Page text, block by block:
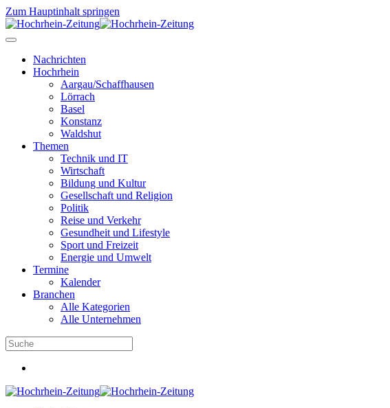
Zum Hauptinhalt springen
Nachrichten
Hochrhein
Aargau/Schaffhausen
Lörrach
Basel
Konstanz
Waldshut
Themen
Technik und IT
Wirtschaft
Bildung und Kultur
Gesellschaft und Religion
Politik
Reise und Verkehr
Gesundheit und Lifestyle
Sport und Freizeit
Energie und Umwelt
Termine
Kalender
Branchen
Alle Kategorien
Alle Unternehmen